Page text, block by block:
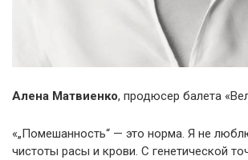
Алена Матвиенко, продюсер балета
«„Помешанность“ — это норма. Я не
чистоты расы и крови. С генетической